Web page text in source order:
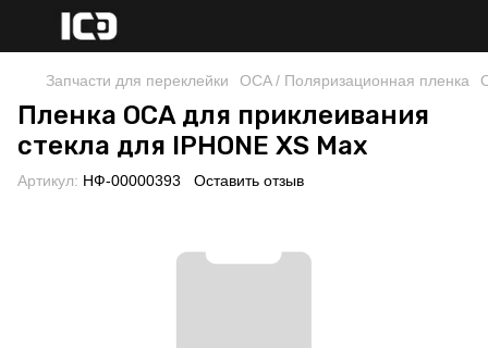
Запчасти для переклейки OCA / Поляризационная пленка
Пленка OCA для приклеивания
стекла для IPHONE XS Max
Артикул: НФ-00000393 Оставить отзыв